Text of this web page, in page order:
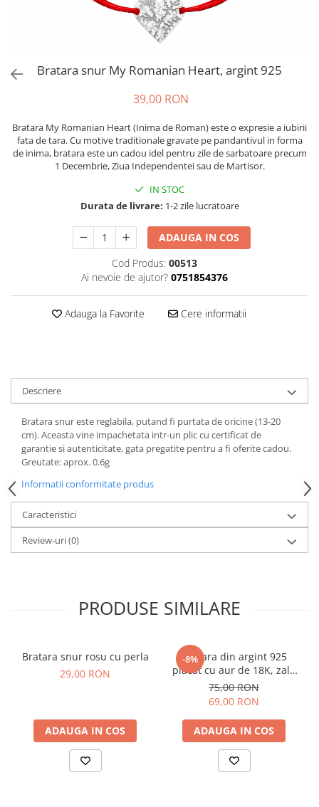
Bratara snur My Romanian Heart, argint 925
39,00 RON
Bratara My Romanian Heart (Inima de Roman) este o expresie a iubirii
fata de tara. Cu motive traditionale gravate pe pandantivul in forma
de inima, bratara este un cadou idel pentru zile de sarbatoare precum
1 Decembrie, Ziua Independentei sau de Martisor.
IN STOC
Durata de livrare: 1-2 zile lucratoare
ADAUGA IN COS
Cod Produs: 00513
Ai nevoie de ajutor? 0751854376
Adauga la Favorite Cere informatii
Descriere
Bratara snur este reglabila, putand fi purtata de oricine (13-20
cm). Aceasta vine impachetata intr-un plic cu certificat de
garantie si autenticitate, gata pregatite pentru a fi oferite cadou.
Greutate: aprox. 0.6g
Informatii conformitate produs
Caracteristici
Review-uri(0)
PRODUSE SIMILARE
Bratara snur rosu cu perla
29,00 RON
ADAUGA IN COS
-8%
Bratara din argint 925
placat cu aur de 18K, zale
in forma de inimioare, 19
cm
75,00 RON
69,00 RON
ADAUGA IN COS